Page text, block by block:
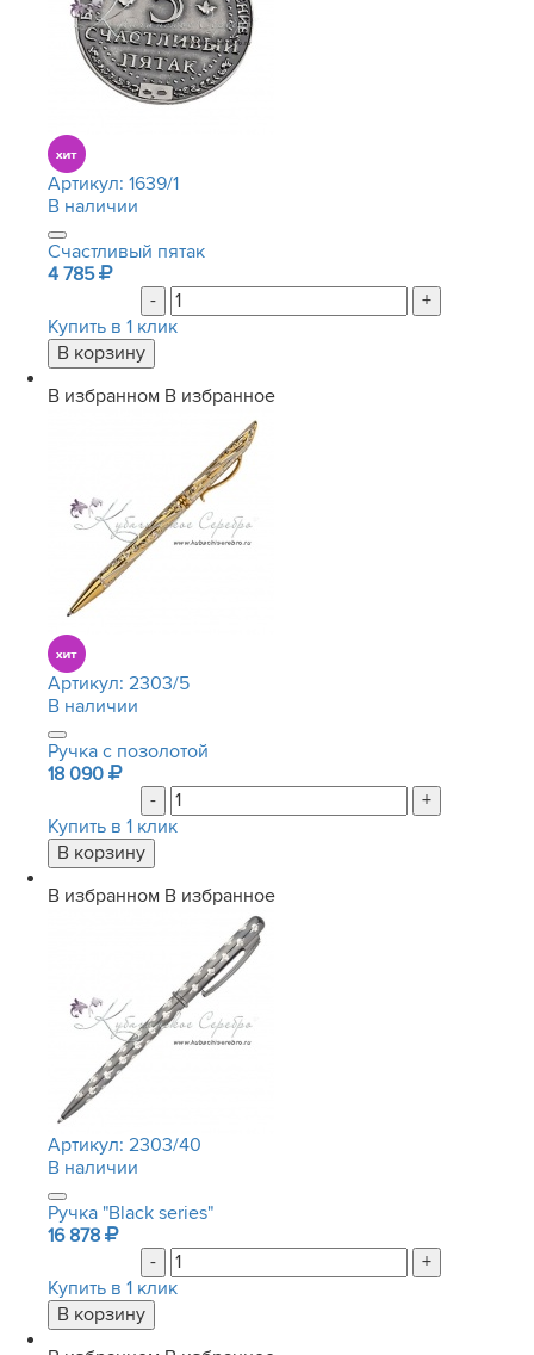
Артикул: 1639/1
В наличии
Счастливый пятак
4 785
-
+
Купить в 1 клик
В избранном В избранное
Артикул: 2303/5
В наличии
Ручка с позолотой
18 090
-
+
Купить в 1 клик
В избранном В избранное
Артикул: 2303/40
В наличии
Ручка "Black series"
16 878
-
+
Купить в 1 клик